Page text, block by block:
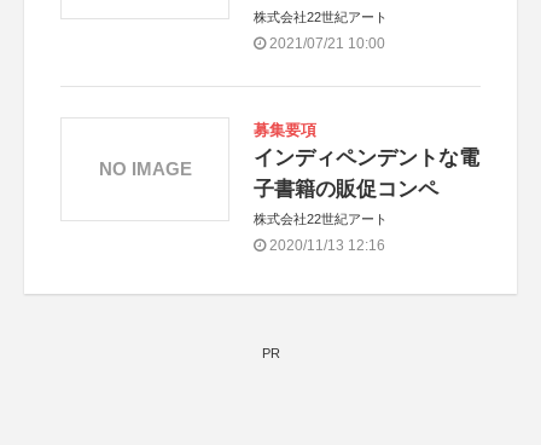
株式会社22世紀アート
2021/07/21 10:00
募集要項
インディペンデントな電
子書籍の販促コンペ
株式会社22世紀アート
2020/11/13 12:16
NO IMAGE
PR